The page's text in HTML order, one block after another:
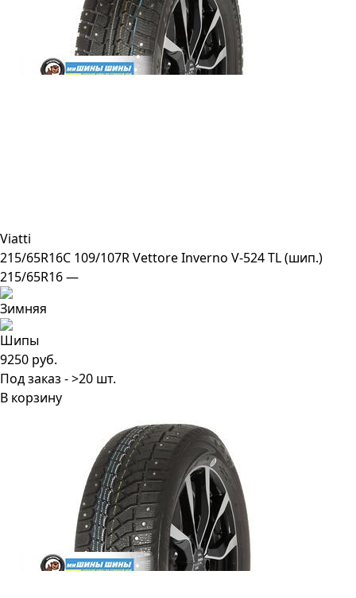
Viatti
215/65R16C 109/107R Vettore Inverno V-524 TL (шип.)
215/65R16 —
9250 руб.
Под заказ - >20 шт.
В корзину